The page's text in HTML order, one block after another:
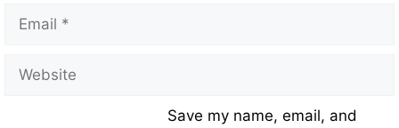
Save my name, email, and